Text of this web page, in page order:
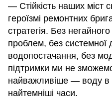
— Стійкість наших міст
героїзмі ремонтних
стратегія. Без
проблем, без системної
водопостачання, без
підтримки ми не
найважливіше — воду в
найтемніші часи.